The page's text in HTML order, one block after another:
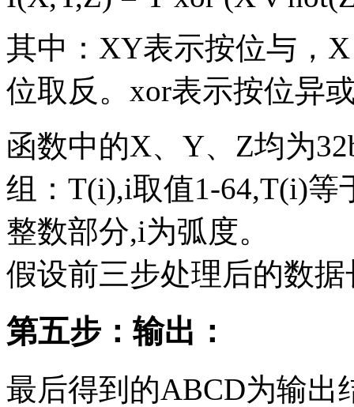
其中：XY表示按位与，
位取反。xor表示按位异
函数中的X、Y、Z均为
组：T(i),i取值1-64,T(i)等
整数部分,i为弧度。
假设前三步处理后的数
第五步：输出：
最后得到的ABCD为输出